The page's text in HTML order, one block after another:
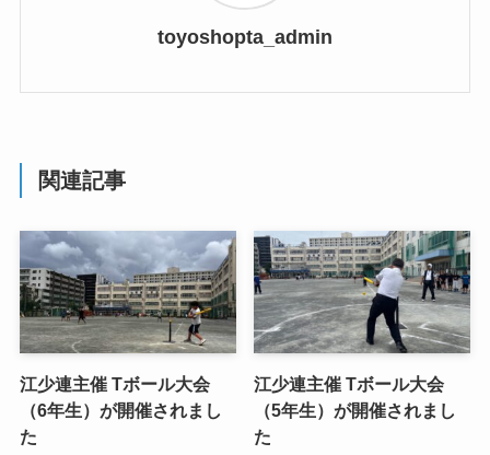
toyoshopta_admin
関連記事
江少連主催 Tボール大会
（6年生）が開催されまし
た
江少連主催 Tボール大会
（5年生）が開催されまし
た